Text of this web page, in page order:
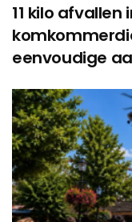
11 kilo
eenvoudige